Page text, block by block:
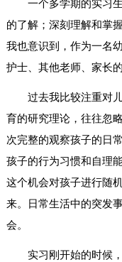
一个多学期的实习
的了解；深刻理解和掌
我也意识到，作为一名
护士、其他老师、家长
过去我比较注重对
育的研究理论，往往忽
次完整的观察孩子的日
孩子的行为习惯和自理
这个机会对孩子进行随
来。日常生活中的突发
会。
实习刚开始的时候